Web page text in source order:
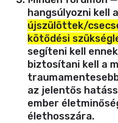
hangsúlyozni kell
újszülöttek/
kötődési
segíteni kell
biztosítani kell a
az jelentős
ember
élethosszára.